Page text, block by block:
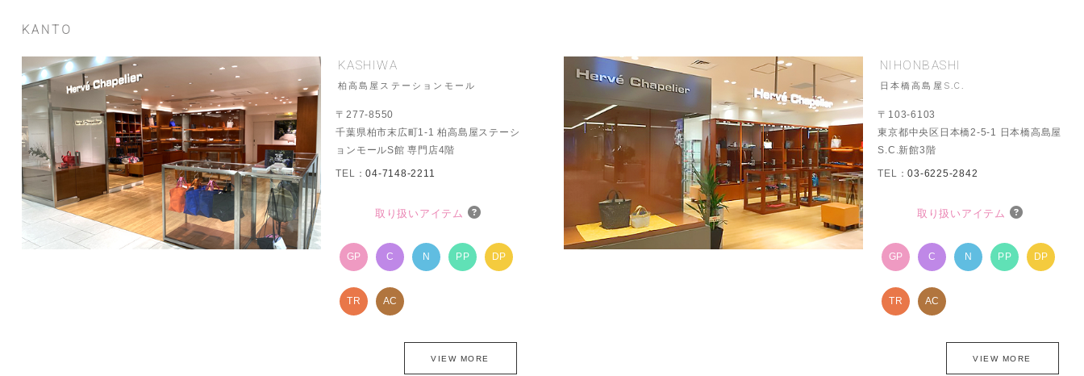
KANTO
KASHIWA
柏高島屋ステーションモール
〒277-8550
千葉県柏市末広町1-1 柏高島屋ステーシ
ョンモールS館 専門店4階
TEL：04-7148-2211
取り扱いアイテム
GP C N PP DP
TR AC
VIEW MORE
NIHONBASHI
日本橋高島屋S.C.
〒103-6103
東京都中央区日本橋2-5-1 日本橋高島屋
S.C.新館3階
TEL：03-6225-2842
取り扱いアイテム
GP C N PP DP
TR AC
VIEW MORE